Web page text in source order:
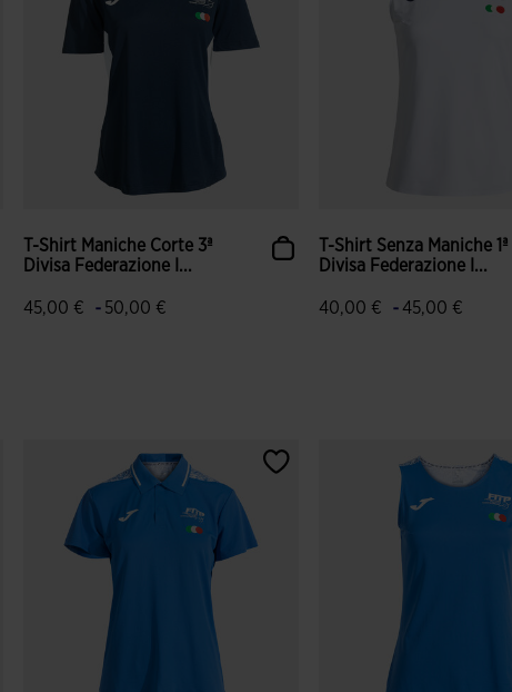
T-Shirt Maniche Corte 3ª
Divisa Federazione I...
45,00 € - 50,00 €
T-Shirt Senza Maniche 1ª
Divisa Federazione I...
40,00 € - 45,00 €